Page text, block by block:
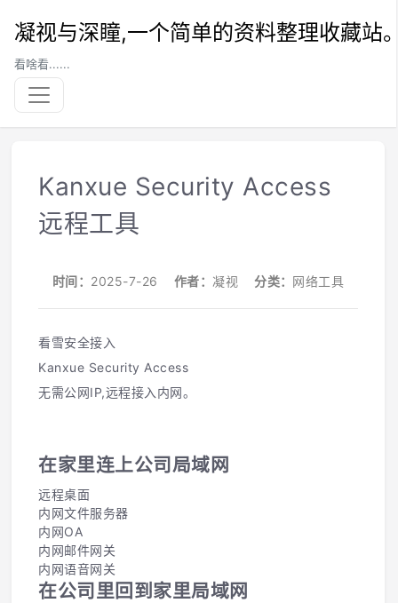
凝视与深瞳,一个简单的资料整理收藏站
看啥看......
Kanxue Security Access
远程工具
时间： 2025-7-26 作者： 凝视 分类： 网络工具
看雪安全接入
Kanxue Security Access
无需公网IP,远程接入内网。
在家里连上公司局域网
远程桌面
内网文件服务器
内网OA
内网邮件网关
内网语音网关
在公司里回到家里局域网